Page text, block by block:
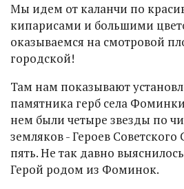
Мы идем от каланчи по
кипарисами и большими
оказываемся на смотровой
городской!
Там нам показывают
памятника герб села
нем были четыре звезды по
земляков - Героев Советского
пять. Не так давно
Герой родом из Фоминок.